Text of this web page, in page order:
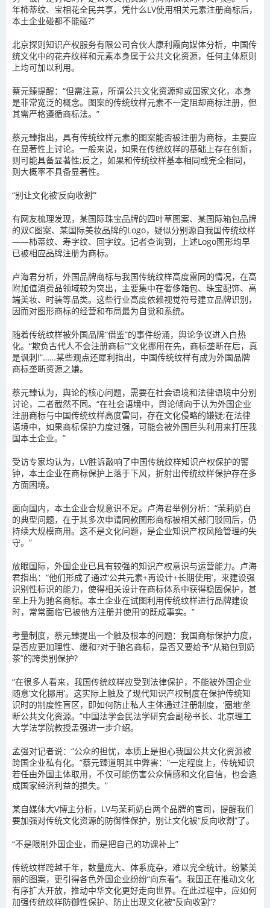
年柿蒂纹、宝相花全民共享，凭什么LV使用相关元素注册商标后，
本土企业碰都不能碰?”
北京探则知识产权服务有限公司合伙人康利霞向媒体分析，中国传
统文化中的花卉纹样和元素本身属于公共文化资源，任何主体原则
上均可加以利用。
蔡元臻提醒：“但需注意，所谓公共文化资源抑或国家文化，本身
是非常宽泛的概念。图案的传统纹样元素不一定阻却商标注册，但
其需严格遵循商标法。”
蔡元臻指出，具有传统纹样元素的图案能否被注册为商标，主要应
在显著性上讨论。一般来说，如果在传统纹样的基础上存在创新，
则可能具备显著性;反之，如果和传统纹样基本相同或完全相同，
则大概率不具备显著性。
“别让文化被‘反向收割’”
有网友梳理发现，某国际珠宝品牌的四叶草图案、某国际箱包品牌
的双C图案、某国际美妆品牌的Logo，疑似分别源自我国传统纹样
——柿蒂纹、寿字纹、回字纹。记者查询到，上述Logo图形均早
已被相应品牌注册为商标。
卢海君分析，外国品牌商标与我国传统纹样高度雷同的情况，在高
附加值消费品领域较为突出，主要集中在奢侈箱包、珠宝配饰、高
端美妆、时装等品类。这些行业高度依赖视觉符号建立品牌识别，
因而对图形商标的经营和布局最为自觉和系统。
随着传统纹样被外国品牌“借鉴”的事件纷涌，舆论争议进入白热
化。“欺负古代人不会注册商标”“文化挪用在先，商标垄断在后，真
是讽刺!”……某些观点还犀利指出，中国传统纹样有成为外国品牌
商标垄断资源之嫌。
蔡元臻认为，舆论的核心问题，需要在社会语境和法律语境中分别
讨论，二者截然不同。“在社会语境中，舆论倾向于认为外国企业
注册商标与中国传统纹样高度雷同，存在文化侵略的嫌疑;在法律
语境中，如果商标保护力度过强，可能会被外国巨头利用来打压我
国本土企业。”
受访专家均认为，LV胜诉敲响了中国传统纹样知识产权保护的警
钟，本土企业在商标保护上落于下风，折射出传统纹样保护存在多
方面困境。
面向国内，本土企业合规意识不足。卢海君举例分析：“茉莉奶白
的典型问题，在于其多次申请同款图形商标被相关部门驳回后，仍
持续大规模商用。这不是文化问题，是企业知识产权风险管理的失
守。”
放眼国际，外国企业已具有较强的知识产权意识与运营能力。卢海
君指出：“他们形成了通过‘公共元素+再设计+长期使用’，来建设强
识别性标识的能力，使得相关设计在商标体系中获得稳固保护，甚
至上升为驰名商标。本土企业在试图利用传统纹样进行品牌建设
时，常常面临‘已被他方注册并使用’的既成事实。”
考量制度，蔡元臻提出一个触及根本的问题：我国商标保护力度，
是否应更加理性、缓和?对于驰名商标，是否又要给予“从箱包到奶
茶”的跨类别保护?
“在很多人看来，我国传统纹样应受到法律保护，不能被外国企业
随意‘文化挪用’。这实际上触及了现代知识产权制度在保护传统知
识时的制度性盲区，即如何防止私人主体通过注册制度，‘圈地’垄
断公共文化资源。”中国法学会民法学研究会副秘书长、北京理工
大学法学院教授孟强进一步介绍。
孟强对记者说：“公众的担忧，本质上是担心我国公共文化资源被
跨国企业私有化。”蔡元臻道明其中弊害：“一定程度上，传统知识
若任由外国主体取用，不仅可能伤害公众情感和文化自信，也会造
成国家经济利益的损失。”
某自媒体大V博主分析，LV与茉莉奶白两个品牌的官司，提醒我们
要加强对传统文化资源的防御性保护，别让文化被“反向收割”了。
“不是限制外国企业，而是把自己的功课补上”
传统纹样跨越千年，数量庞大、体系庞杂，难以完全统计。纷繁美
丽的图案，更引得各色外国企业纷纷“向东看”。我国正在推动文化
有序扩大开放，推动中华文化更好走向世界。在此过程中，应如何
加强传统纹样防御性保护、防止出现文化被“反向收割”?